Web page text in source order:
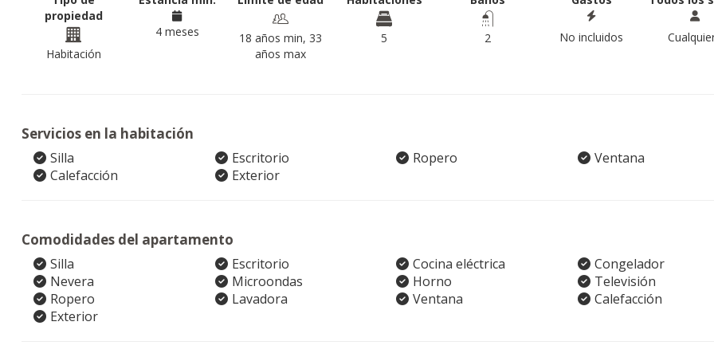
propiedad
Habitación
4 meses
18 años min, 33
años max
5 2 No incluidos
Servicios en la habitación
Silla Escritorio Ropero
Ventana
Calefacción
Exterior
Comodidades del apartamento
Silla Escritorio Cocina eléctrica
Congelador
Nevera
Microondas Horno
Televisión
Ropero
Lavadora Ventana
Calefacción
Exterior